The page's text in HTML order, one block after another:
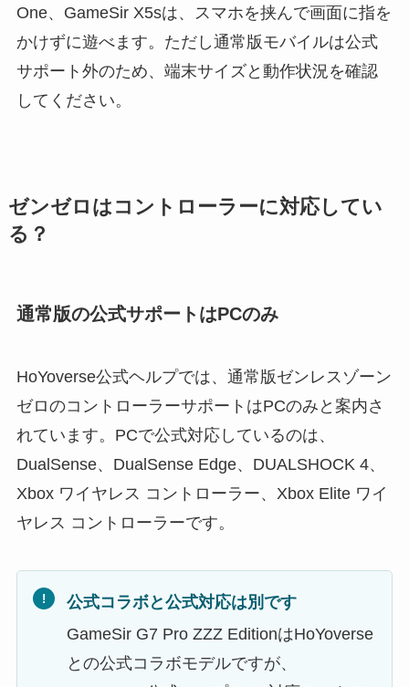
One、GameSir X5sは、スマホを挟んで画面に指を
かけずに遊べます。ただし通常版モバイルは公式
サポート外のため、端末サイズと動作状況を確認
してください。
ゼンゼロはコントローラーに対応してい
る？
通常版の公式サポートはPCのみ
HoYoverse公式ヘルプでは、通常版ゼンレスゾーン
ゼロのコントローラーサポートはPCのみと案内さ
れています。PCで公式対応しているのは、
DualSense、DualSense Edge、DUALSHOCK 4、
Xbox ワイヤレス コントローラー、Xbox Elite ワイ
ヤレス コントローラーです。
公式コラボと公式対応は別です
GameSir G7 Pro ZZZ EditionはHoYoverse
との公式コラボモデルですが、